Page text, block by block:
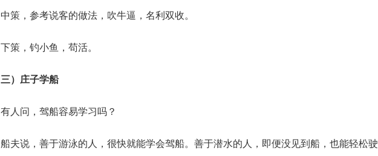
中策，参考说客的做法，吹牛逼，名利双收。
下策，钓小鱼，苟活。
三）庄子学船
有人问，驾船容易学习吗？
船夫说，善于游泳的人，很快就能学会驾船。善于潜水的人，即便没见到船，也能轻松